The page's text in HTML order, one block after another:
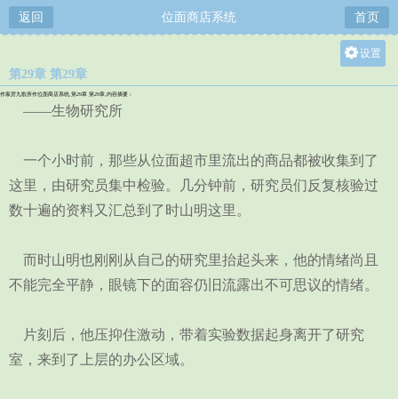
返回 位面商店系统 首页
设置
小
第29章 第29章
作家厉九歌所作位面商店系统,第29章 第29章,内容摘要：
——生物研究所
一个小时前，那些从位面超市里流出的商品都被收集到了
这里，由研究员集中检验。几分钟前，研究员们反复核验过
数十遍的资料又汇总到了时山明这里。
而时山明也刚刚从自己的研究里抬起头来，他的情绪尚且
不能完全平静，眼镜下的面容仍旧流露出不可思议的情绪。
片刻后，他压抑住激动，带着实验数据起身离开了研究
室，来到了上层的办公区域。